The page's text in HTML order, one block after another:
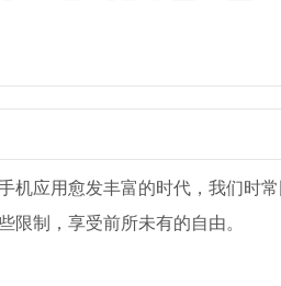
机应用愈发丰富的时代，我们时
限制，享受前所未有的自由。